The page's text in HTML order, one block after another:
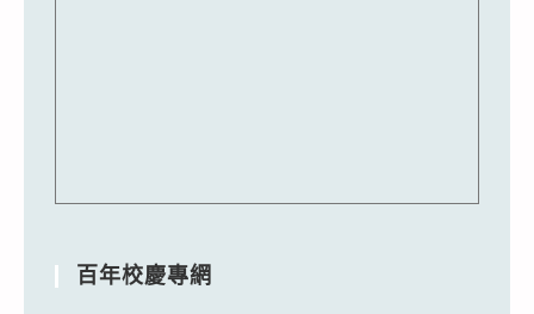
百年校慶專網